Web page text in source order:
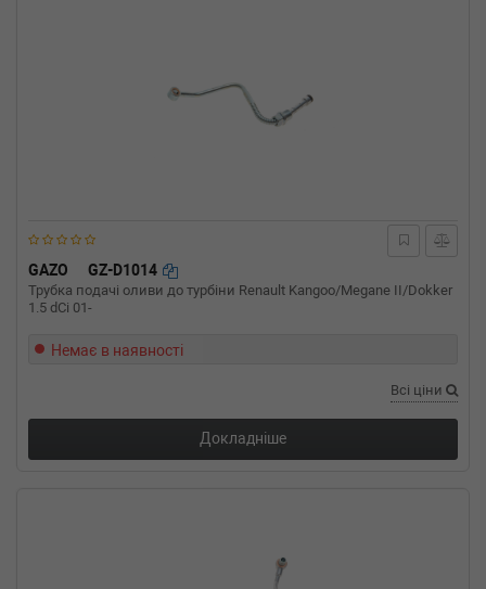
GAZO GZ-D1014
Трубка подачі оливи до турбіни Renault Kangoo/Megane II/Dokker
1.5 dCi 01-
Немає в наявності
Всі ціни
Докладніше